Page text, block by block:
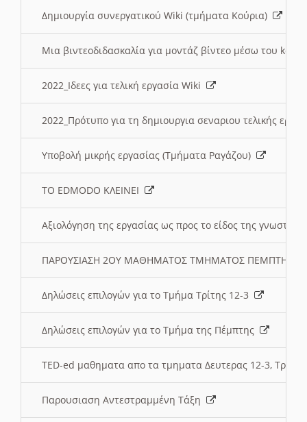
Δημιουργία συνεργατικού Wiki (τμήματα Κούρια)
Μια βιντεοδιδασκαλία για μοντάζ βίντεο μέσω του
2022_Ιδεες για τελική εργασία Wiki
2022_Πρότυπο για τη δημιουργια σεναριου τελικής
Υποβολή μικρής εργασίας (Τμήματα Ραγάζου)
ΤΟ EDMODO ΚΛΕΙΝΕΙ
Αξιολόγηση της εργασίας ως προς το είδος της
ΠΑΡΟΥΣΙΑΣΗ 2ΟΥ ΜΑΘΗΜΑΤΟΣ ΤΜΗΜΑΤΟΣ
Δηλώσεις επιλογών για το Τμήμα Τρίτης 12-3
Δηλώσεις επιλογών για το Τμήμα της Πέμπτης
TED-ed μαθηματα απο τα τμηματα Δευτερας 12-3,
Παρουσιαση Αντεστραμμένη Τάξη